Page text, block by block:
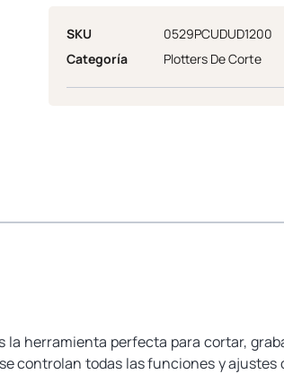
SKU
0529PCUDUD1200
Categoría
Plotters De Corte
la herramienta perfecta para cortar,
controlan todas las funciones y ajustes